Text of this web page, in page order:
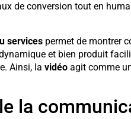
de conversion tout en
servicespermet de montrer
et bien produit
Ainsi, la vidéoagit comme
la